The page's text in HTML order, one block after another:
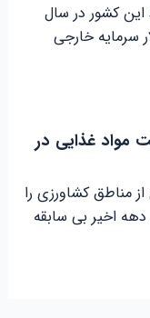
این کشور در سال
و 11 میلیون دلار سرمایه خارجی
مواد غذایی در
مناطق کشاورزی را
اخیر بی سابقه